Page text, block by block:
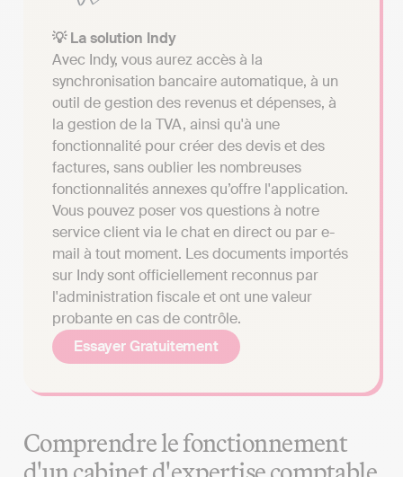
💡 La solution Indy
Avec Indy, vous aurez accès à la
synchronisation bancaire automatique, à un
outil de gestion des revenus et dépenses, à
la gestion de la TVA, ainsi qu'à une
fonctionnalité pour créer des devis et des
factures, sans oublier les nombreuses
fonctionnalités annexes qu’offre l'application.
Vous pouvez poser vos questions à notre
service client via le chat en direct ou par e-
mail à tout moment. Les documents importés
sur Indy sont officiellement reconnus par
l'administration fiscale et ont une valeur
probante en cas de contrôle.
Essayer Gratuitement
Comprendre le fonctionnement